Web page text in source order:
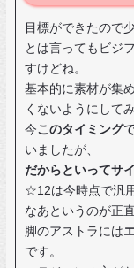
目標ができたので
とは言ってもビジ
すけどね。
基本的に素材が集
くないようにして
今このタイミング
いましたが、
だからといってサ
☆12は今時点で汎
なあというのが正
脚のアストラには
です。